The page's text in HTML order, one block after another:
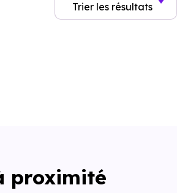
Trier les résultats
proximité